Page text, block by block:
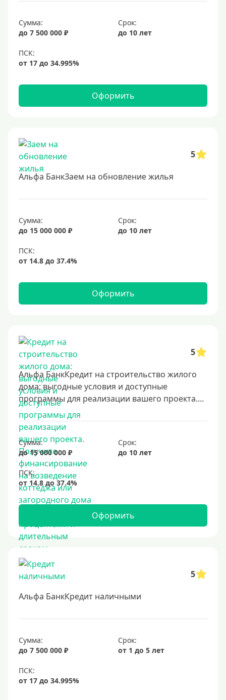
Сумма:
до 7 500 000 ₽
Срок:
до 10 лет
Оформить
5
Альфа БанкЗаем на обновление жилья
Сумма:
до 15 000 000 ₽
Срок:
до 10 лет
Оформить
5
Альфа БанкКредит на строительство жилого
дома: выгодные условия и доступные
программы для реализации вашего проекта....
Сумма:
до 15 000 000 ₽
Срок:
до 10 лет
Оформить
5
Альфа БанкКредит наличными
Сумма:
до 7 500 000 ₽
Срок:
от 1 до 5 лет